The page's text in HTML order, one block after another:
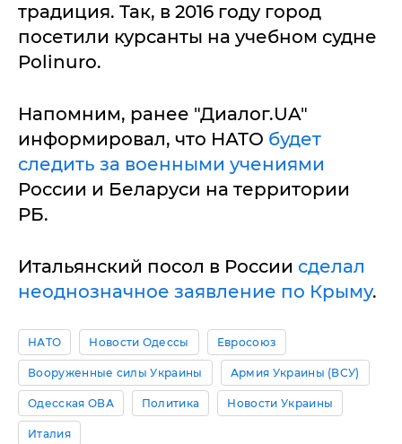
традиция. Так, в 2016 году город
посетили курсанты на учебном судне
Polinuro.
Напомним, ранее "Диалог.UA"
информировал, что НАТО будет
следить за военными учениями
России и Беларуси на территории
РБ.
Итальянский посол в России сделал
неоднозначное заявление по Крыму.
НАТО Новости Одессы Евросоюз
Вооруженные силы Украины Армия Украины (ВСУ)
Одесская ОВА Политика Новости Украины
Италия